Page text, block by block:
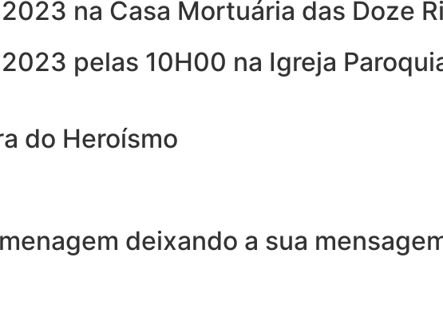
na Casa Mortuária das Doze
pelas 10H00 na Igreja
do Heroísmo
deixando a sua